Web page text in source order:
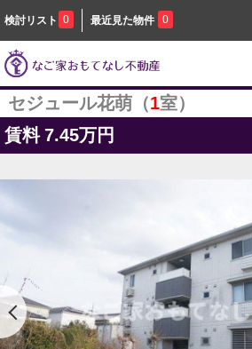
検討リスト 0 最近見た物件 0
セジュール花萌（1室）
賃料 7.45万円